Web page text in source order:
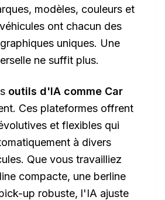
modèles, couleurs et
ont chacun des
uniques. Une
ne suffit plus.
outils d'IA comme Car
Ces plateformes offrent
et flexibles qui
à divers
Que vous travailliez
compacte, une berline
up robuste, l'IA ajuste